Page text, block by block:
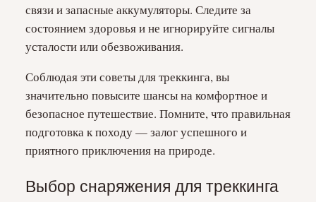
связи и запасные аккумуляторы. Следите за
состоянием здоровья и не игнорируйте сигналы
усталости или обезвоживания.
Соблюдая эти советы для треккинга, вы
значительно повысите шансы на комфортное и
безопасное путешествие. Помните, что правильная
подготовка к походу — залог успешного и
приятного приключения на природе.
Выбор снаряжения для треккинга